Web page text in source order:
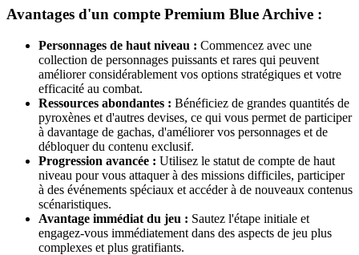
Avantages d'un compte Premium Blue Archive :
Personnages de haut niveau : Commencez avec une
collection de personnages puissants et rares qui peuvent
améliorer considérablement vos options stratégiques et votre
efficacité au combat.
Ressources abondantes : Bénéficiez de grandes quantités de
pyroxènes et d'autres devises, ce qui vous permet de participer
à davantage de gachas, d'améliorer vos personnages et de
débloquer du contenu exclusif.
Progression avancée : Utilisez le statut de compte de haut
niveau pour vous attaquer à des missions difficiles, participer
à des événements spéciaux et accéder à de nouveaux contenus
scénaristiques.
Avantage immédiat du jeu : Sautez l'étape initiale et
engagez-vous immédiatement dans des aspects de jeu plus
complexes et plus gratifiants.